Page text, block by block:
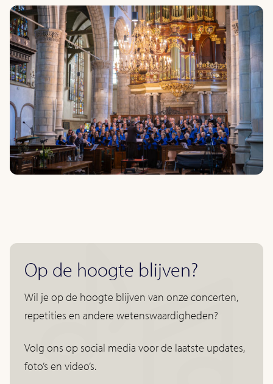
Op de hoogte blijven?
Wil je op de hoogte blijven van onze concerten,
repetities en andere wetenswaardigheden?
Volg ons op social media voor de laatste updates,
foto’s en video’s.